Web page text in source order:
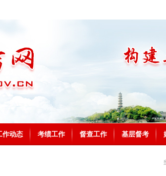
作动态 考绩工作 督查工作 基层督考